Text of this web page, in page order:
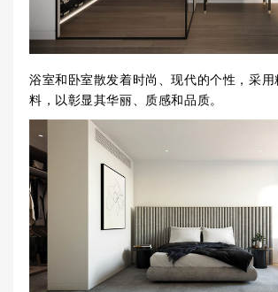
浴室和卧室散发着时尚、现代的个性，采
料，以彰显其华丽、质感和品质。